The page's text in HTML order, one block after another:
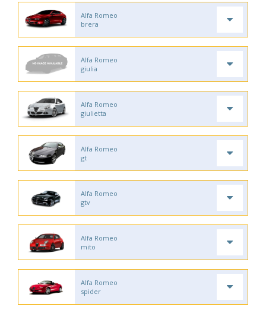
Alfa Romeo
brera
Alfa Romeo
giulia
Alfa Romeo
giulietta
Alfa Romeo
gt
Alfa Romeo
gtv
Alfa Romeo
mito
Alfa Romeo
spider